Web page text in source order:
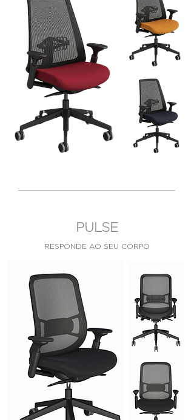
PULSE
RESPONDE AO SEU CORPO